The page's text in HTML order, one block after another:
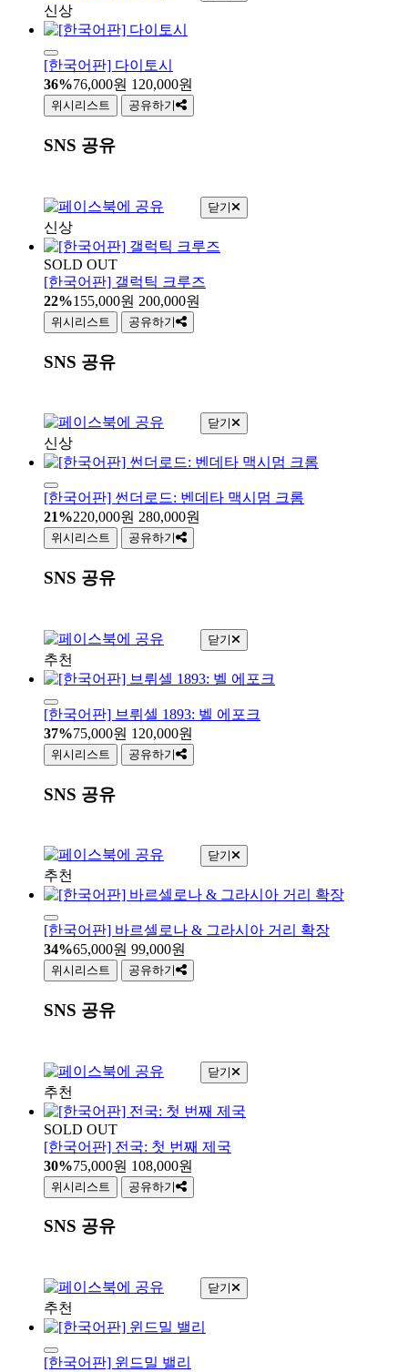
신상
[한국어판] 다이토시
36%76,000원 120,000원
위시리스트 공유하기
SNS 공유
닫기
신상
SOLD OUT
[한국어판] 갤럭틱 크루즈
22%155,000원 200,000원
위시리스트 공유하기
SNS 공유
닫기
신상
[한국어판] 썬더로드: 벤데타 맥시멈 크롬
21%220,000원 280,000원
위시리스트 공유하기
SNS 공유
닫기
추천
[한국어판] 브뤼셀 1893: 벨 에포크
37%75,000원 120,000원
위시리스트 공유하기
SNS 공유
닫기
추천
[한국어판] 바르셀로나 & 그라시아 거리 확장
34%65,000원 99,000원
위시리스트 공유하기
SNS 공유
닫기
추천
SOLD OUT
[한국어판] 전국: 첫 번째 제국
30%75,000원 108,000원
위시리스트 공유하기
SNS 공유
닫기
추천
[한국어판] 윈드밀 밸리